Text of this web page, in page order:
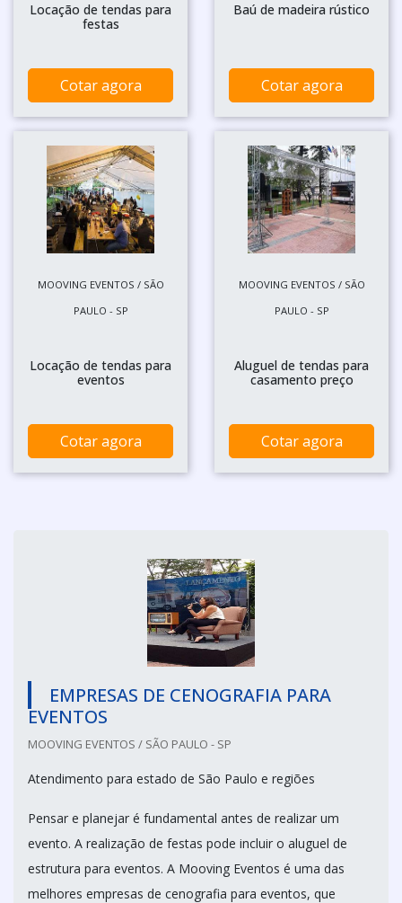
Locação de tendas para
festas
Cotar agora
Baú de madeira rústico
Cotar agora
MOOVING EVENTOS / SÃO
PAULO - SP
Locação de tendas para
eventos
Cotar agora
MOOVING EVENTOS / SÃO
PAULO - SP
Aluguel de tendas para
casamento preço
Cotar agora
EMPRESAS DE CENOGRAFIA PARA
EVENTOS
MOOVING EVENTOS / SÃO PAULO - SP
Atendimento para estado de São Paulo e regiões
Pensar e planejar é fundamental antes de realizar um
evento. A realização de festas pode incluir o aluguel de
estrutura para eventos. A Mooving Eventos é uma das
melhores empresas de cenografia para eventos, que